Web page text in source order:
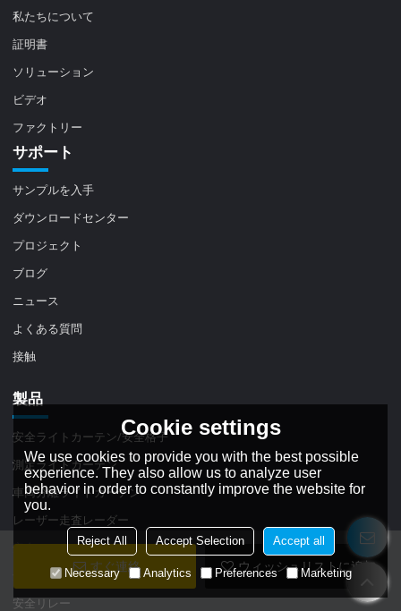
すぐ連絡 ウィッシュリストに追加
私たちについて
証明書
ソリューション
ビデオ
ファクトリー
サポート
サンプルを入手
ダウンロードセンター
プロジェクト
ブログ
ニュース
よくある質問
接触
製品
安全ライトカーテン/安全格子
測定ライトカーテン
車両分離ライトカーテン
レーザー走査レーダー
安全マット
安全エッジ
安全リレー
Cookie settings
We use cookies to provide you with the best possible
experience. They also allow us to analyze user
behavior in order to constantly improve the website for
you.
Reject All Accept Selection Accept all
Necessary Analytics Preferences Marketing